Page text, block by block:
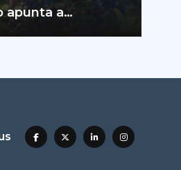
apunta a
históricos